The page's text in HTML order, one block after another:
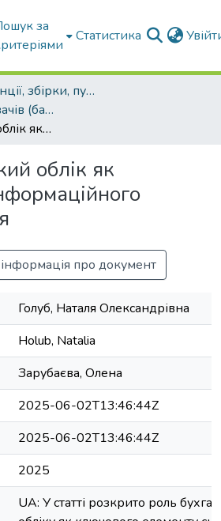
за
Статистика
Конференції, збірки, публікації молодих вчених і здобувачів : магістрів, бакалаврів, аспірантів.
Публікації здобувачів (бакалаврів. магістрів, аспірантів)
Бухгалтерський облік як інструмент інформаційного забезпечення
облік як
про документ
Голуб, Наталя Олександрівна
Holub, Natalia
Зарубаєва, Олена
2025-06-02T13:46:44Z
2025-06-02T13:46:44Z
2025
UA: У статті розкрито роль